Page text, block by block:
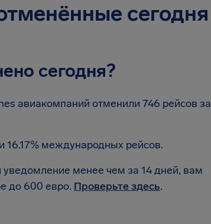
сегодня
сегодня?
авиакомпаний отменили 746 рейсов за
16.17% международных рейсов.
менее чем за 14 дней, вам
до 600 евро. Проверьте здесь.